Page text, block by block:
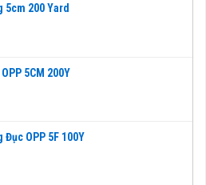
200 Yard
5CM 200Y
OPP 5F 100Y